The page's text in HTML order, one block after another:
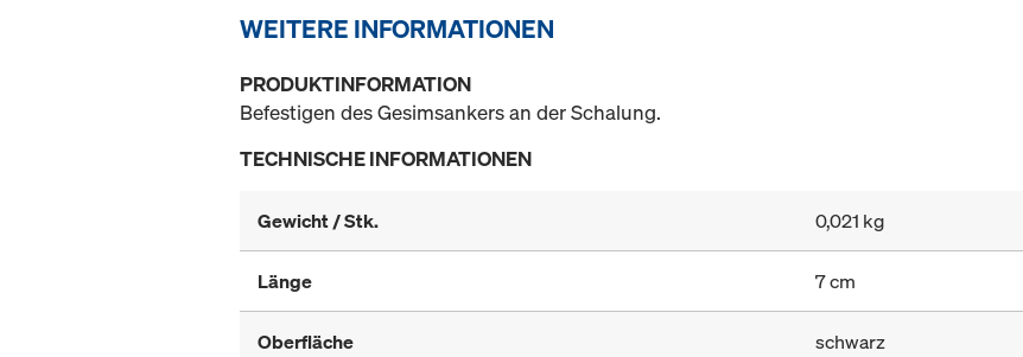
WEITERE INFORMATIONEN
PRODUKTINFORMATION
Befestigen des Gesimsankers an der Schalung.
TECHNISCHE INFORMATIONEN
Gewicht / Stk. 0,021 kg
Länge 7 cm
Oberfläche schwarz